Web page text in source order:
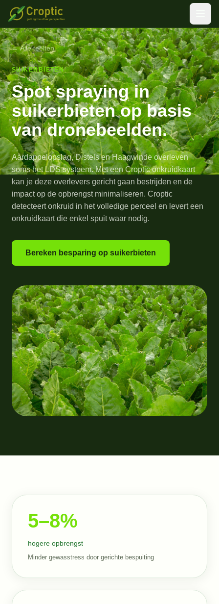
Ga naar inhoud
← Alle teelten
SUIKERBIETEN
Spot spraying in
suikerbieten op basis
van dronebeelden.
Aardappelopslag, Distels en Haagwinde overleven
soms het LDS systeem. Met een Croptic onkruidkaart
kan je deze overlevers gericht gaan bestrijden en de
impact op de opbrengst minimaliseren. Croptic
detecteert onkruid in het volledige perceel en levert een
onkruidkaart die enkel spuit waar nodig.
Bereken besparing op suikerbieten
5–8%
hogere opbrengst
Minder gewasstress door gerichte bespuiting